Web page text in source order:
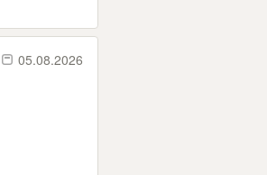
05.08.2026